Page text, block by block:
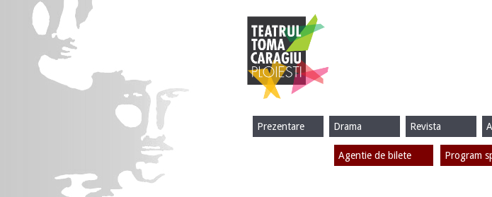
Revista
Drama
Prezentare
Program
Agentie de bilete